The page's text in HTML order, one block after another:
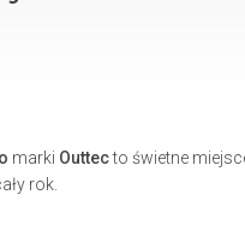
marki Outtecto świetne
rok.